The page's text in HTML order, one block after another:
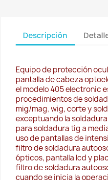
Descripción
Equipo de protección
pantalla de cabeza
el modelo 405 electronic
procedimientos de
mig/mag, wig, corte y
exceptuando la
para soldadura tig a
uso de pantallas de
filtro de soldadura
ópticos, pantalla lcd y
filtro de soldadura
cuando se inicia la